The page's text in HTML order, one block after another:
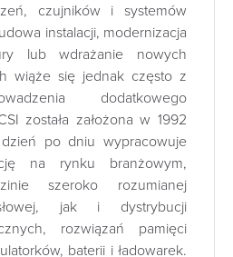
czujników i systemów
instalacji, modernizacja
lub wdrażanie nowych
wiąże się jednak często z
dodatkowego
została założona w 1992
po dniu wypracowuje
na rynku branżowym,
szeroko rozumianej
jak i dystrybucji
rozwiązań pamięci
baterii i ładowarek.